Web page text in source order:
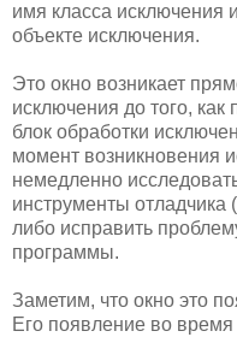
имя класса
объекте исключения.
Это окно возникает
исключения до того, как
блок обработки
момент возникновения
немедленно
инструменты отладчика
либо исправить
программы.
Заметим, что окно это
Его появление во